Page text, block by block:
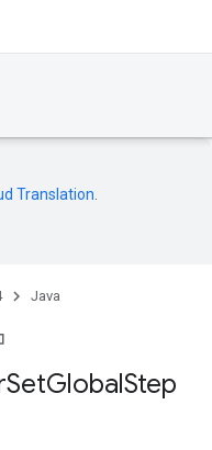
Translation
Java
SetGlobalStep